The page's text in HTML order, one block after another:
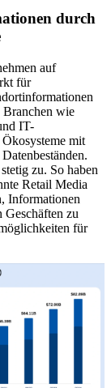
durch
auf
für
wie
IT-
mit
zu. So haben
Retail Media
Informationen
zu
für